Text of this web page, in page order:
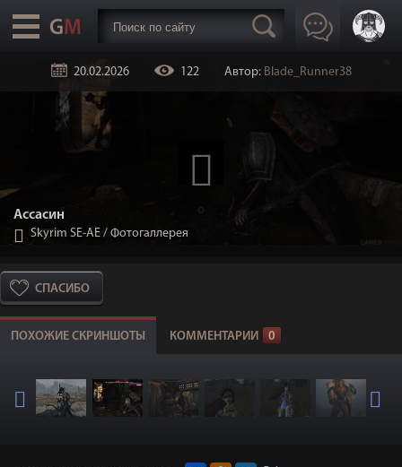
20.02.2026 122 Автор: Blade_Runner38
Ассасин
Skyrim SE-АЕ / Фотогаллерея
СПАСИБО
ПОХОЖИЕ СКРИНШОТЫ КОММЕНТАРИИ 0